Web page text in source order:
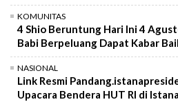
KOMUNITAS
4 Shio Beruntung Hari Ini 4
Babi Berpeluang Dapat Kabar
NASIONAL
Link Resmi
Upacara Bendera HUT RI di